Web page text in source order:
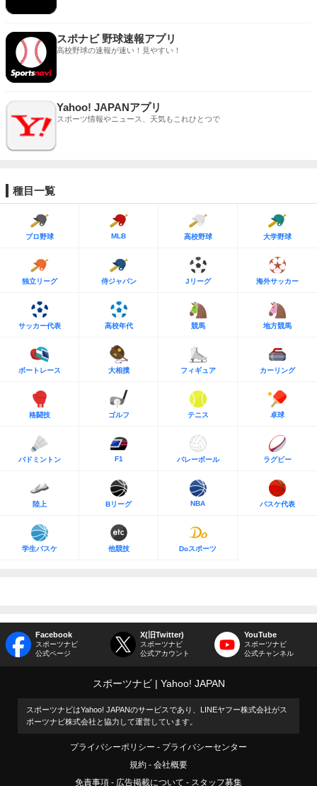
スポナビ 野球速報アプリ
高校野球の速報が速い！見やすい！
Yahoo! JAPANアプリ
スポーツ情報やニュース、天気もこれひとつで
種目一覧
プロ野球 MLB 高校野球 大学野球
独立リーグ 侍ジャパン Jリーグ 海外サッカー
サッカー代表 高校年代 競馬 地方競馬
ボートレース 大相撲 フィギュア カーリング
格闘技 ゴルフ テニス 卓球
バドミントン F1 バレーボール ラグビー
陸上 Bリーグ NBA バスケ代表
学生バスケ 他競技 Doスポーツ
Facebook
スポーツナビ
公式ページ
X(旧Twitter)
スポーツナビ
公式アカウント
YouTube
スポーツナビ
公式チャンネル
スポーツナビ Yahoo! JAPAN
スポーツナビはYahoo! JAPANのサービスであり、LINEヤフー株式会社がス
ポーツナビ株式会社と協力して運営しています。
プライバシーポリシー
プライバシーセンター
規約
会社概要
免責事項
広告掲載について スタッフ募集